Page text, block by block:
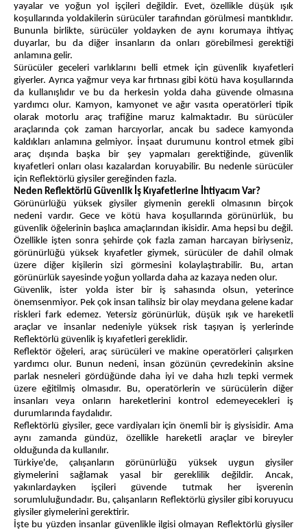
yayalar ve yoğun yol işçileri değildir. Evet, özellikle düşük ışık
koşullarında yoldakilerin sürücüler tarafından görülmesi mantıklıdır.
Bununla birlikte, sürücüler yoldayken de aynı korumaya ihtiyaç
duyarlar, bu da diğer insanların da onları görebilmesi gerektiği
anlamına gelir.
Sürücüler geceleri varlıklarını belli etmek için güvenlik kıyafetleri
giyerler. Ayrıca yağmur veya kar fırtınası gibi kötü hava koşullarında
da kullanışlıdır ve bu da herkesin yolda daha güvende olmasına
yardımcı olur. Kamyon, kamyonet ve ağır vasıta operatörleri tipik
olarak motorlu araç trafiğine maruz kalmaktadır. Bu sürücüler
araçlarında çok zaman harcıyorlar, ancak bu sadece kamyonda
kaldıkları anlamına gelmiyor. İnşaat durumunu kontrol etmek gibi
araç dışında başka bir şey yapmaları gerektiğinde, güvenlik
kıyafetleri onları olası kazalardan koruyabilir. Bu nedenle sürücüler
için Reflektörlü giysiler gereğinden fazla.
Neden Reflektörlü Güvenlik İş Kıyafetlerine İhtiyacım Var?
Görünürlüğü yüksek giysiler giymenin gerekli olmasının birçok
nedeni vardır. Gece ve kötü hava koşullarında görünürlük, bu
güvenlik öğelerinin başlıca amaçlarından ikisidir. Ama hepsi bu değil.
Özellikle işten sonra şehirde çok fazla zaman harcayan biriyseniz,
görünürlüğü yüksek kıyafetler giymek, sürücüler de dahil olmak
üzere diğer kişilerin sizi görmesini kolaylaştırabilir. Bu, artan
görünürlük sayesinde yoğun yollarda daha az kazaya neden olur.
Güvenlik, ister yolda ister bir iş sahasında olsun, yeterince
önemsenmiyor. Pek çok insan talihsiz bir olay meydana gelene kadar
riskleri fark edemez. Yetersiz görünürlük, düşük ışık ve hareketli
araçlar ve insanlar nedeniyle yüksek risk taşıyan iş yerlerinde
Reflektörlü güvenlik iş kıyafetleri gereklidir.
Reflektör öğeleri, araç sürücüleri ve makine operatörleri çalışırken
yardımcı olur. Bunun nedeni, insan gözünün çevredekinin aksine
parlak nesneleri gördüğünde daha iyi ve daha hızlı tepki vermek
üzere eğitilmiş olmasıdır. Bu, operatörlerin ve sürücülerin diğer
insanları veya onların hareketlerini kontrol edemeyecekleri iş
durumlarında faydalıdır.
Reflektörlü giysiler, gece vardiyaları için önemli bir iş giysisidir. Ama
aynı zamanda gündüz, özellikle hareketli araçlar ve bireyler
olduğunda da kullanılır.
Türkiye'de, çalışanların görünürlüğü yüksek uygun giysiler
giymelerini sağlamak yasal bir gereklilik değildir. Ancak,
yakınlardayken işçileri güvende tutmak her işverenin
sorumluluğundadır. Bu, çalışanların Reflektörlü giysiler gibi koruyucu
giysiler giymelerini gerektirir.
İşte bu yüzden insanlar güvenlikle ilgisi olmayan Reflektörlü giysiler